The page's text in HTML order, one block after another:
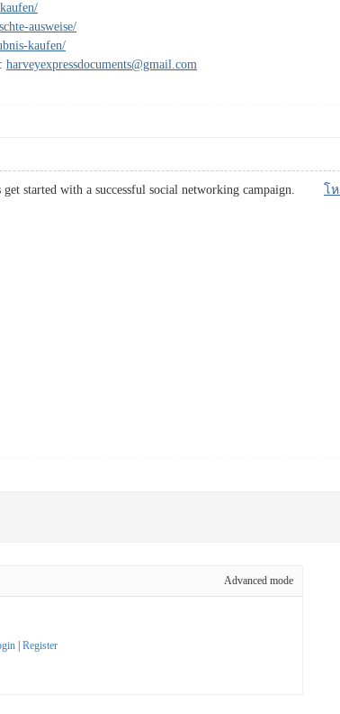
ausweise/
kaufen/
harveyexpressdocuments@gmail.com
get started with a successful social networking campaign. โ
Advanced mode
| Register